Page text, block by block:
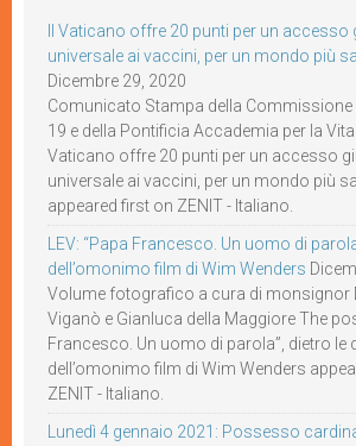
Il Vaticano offre 20 punti per un accesso
universale ai vaccini, per un mondo più
Dicembre 29, 2020
Comunicato Stampa della Commissione
19 e della Pontificia Accademia per la Vita
Vaticano offre 20 punti per un accesso
universale ai vaccini, per un mondo più
appeared first on ZENIT - Italiano.
LEV: “Papa Francesco. Un uomo di
dell’omonimo film di Wim Wenders
Volume fotografico a cura di monsignor
Viganò e Gianluca della Maggiore The
Francesco. Un uomo di parola”, dietro le
dell’omonimo film di Wim Wenders
ZENIT - Italiano.
Lunedì 4 gennaio 2021: Possesso